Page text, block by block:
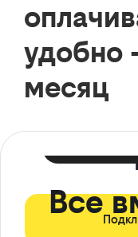
удобно
месяц
Все